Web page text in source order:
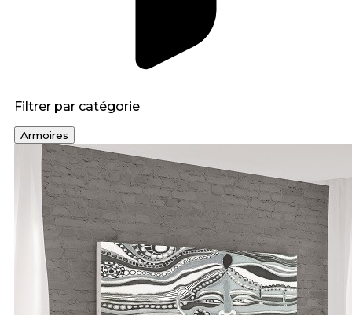
Filtrer par catégorie
Armoires